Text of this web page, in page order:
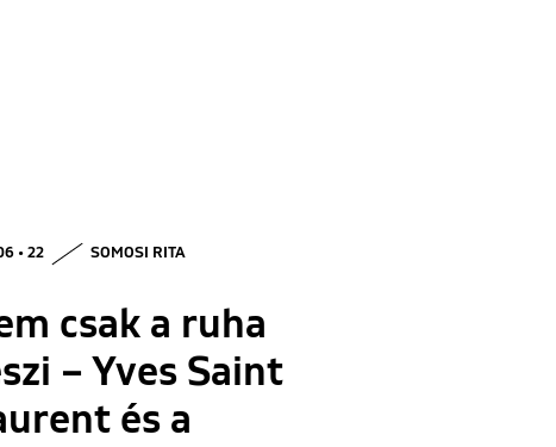
• 22 SOMOSI RITA
csak a ruha
– Yves Saint
és a